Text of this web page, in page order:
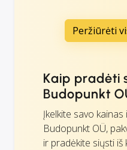
Peržiūrėti
Kaip pradėti
Budopunkt
Įkelkite savo
Budopunkt OÜ,
ir pradėkite siųsti iš